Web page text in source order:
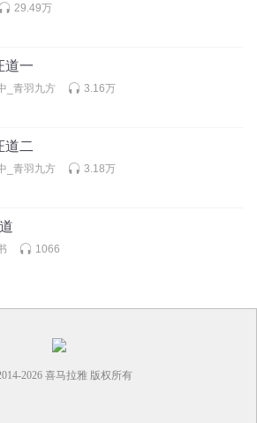
29.49万
道一
_青羽九方 3.16万
道二
_青羽九方 3.18万
1066
2026 喜马拉雅 版权所有